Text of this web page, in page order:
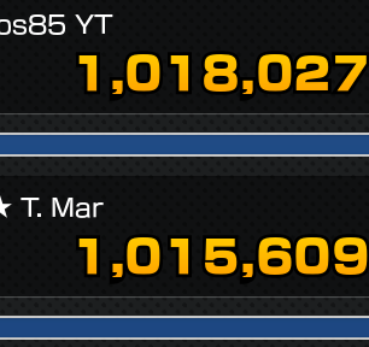
YT
1,018,027
T. Mar
1,015,609